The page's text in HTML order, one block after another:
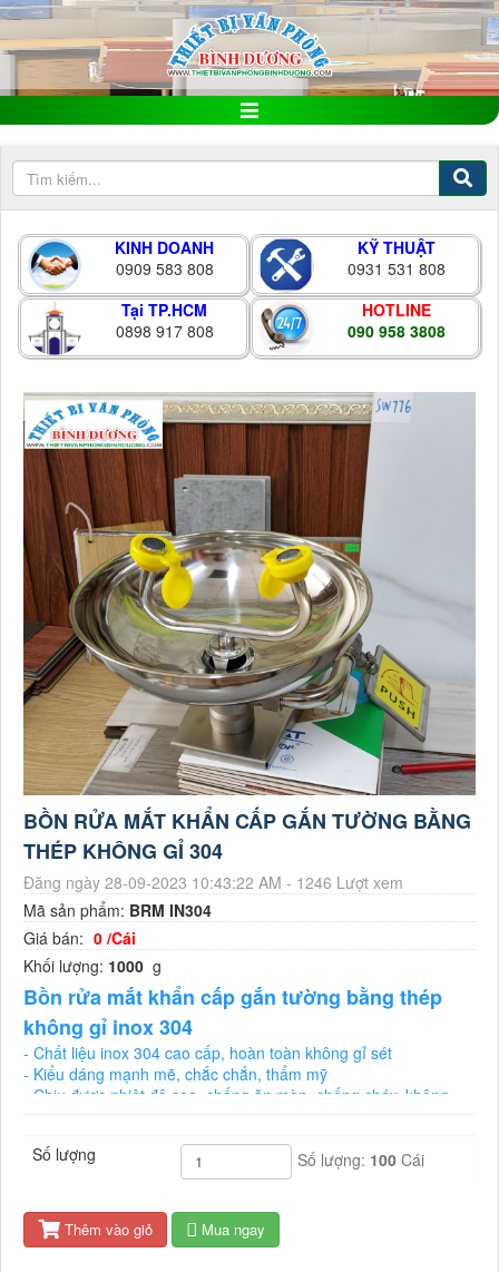
KINH DOANH
0909 583 808
KỸ THUẬT
0931 531 808
Tại TP.HCM
0898 917 808
HOTLINE
090 958 3808
BỒN RỬA MẮT KHẨN CẤP GẮN TƯỜNG BẰNG
THÉP KHÔNG GỈ 304
Đăng ngày 28-09-2023 10:43:22 AM - 1246 Lượt xem
Mã sản phẩm: BRM IN304
Giá bán: 0 /Cái
Khối lượng: 1000 g
Bồn rửa mắt khẩn cấp gắn tường bằng thép
không gỉ inox 304
- Chất liệu inox 304 cao cấp, hoàn toàn không gỉ sét
- Kiểu dáng mạnh mẽ, chắc chắn, thẩm mỹ
- Chịu được nhiệt độ cao, chống ăn mòn, chống cháy, không
- Xuất xứ: Trung Quốc
- Yêu cầu lưu lượng nước trên 15lít/phút với áp suất từ 3bar (0.3
Số lượng Số lượng: 100 Cái
Thêm vào giỏ Mua ngay